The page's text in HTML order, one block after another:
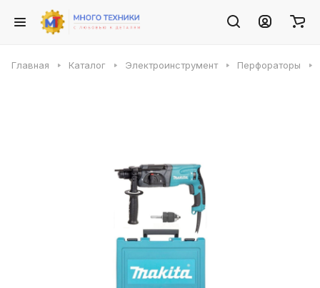
Главная Каталог Электроинструмент Перфораторы